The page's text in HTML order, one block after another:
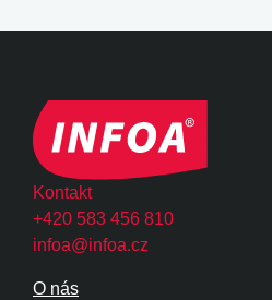
Kontakt
+420 583 456 810
infoa@infoa.cz
O nás